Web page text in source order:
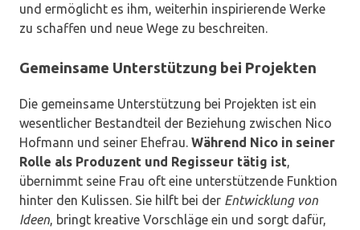
und ermöglicht es ihm, weiterhin inspirierende Werke
zu schaffen und neue Wege zu beschreiten.
Gemeinsame Unterstützung bei Projekten
Die gemeinsame Unterstützung bei Projekten ist ein
wesentlicher Bestandteil der Beziehung zwischen Nico
Hofmann und seiner Ehefrau. Während Nico in seiner
Rolle als Produzent und Regisseur tätig ist,
übernimmt seine Frau oft eine unterstützende Funktion
hinter den Kulissen. Sie hilft bei der Entwicklung von
Ideen, bringt kreative Vorschläge ein und sorgt dafür,